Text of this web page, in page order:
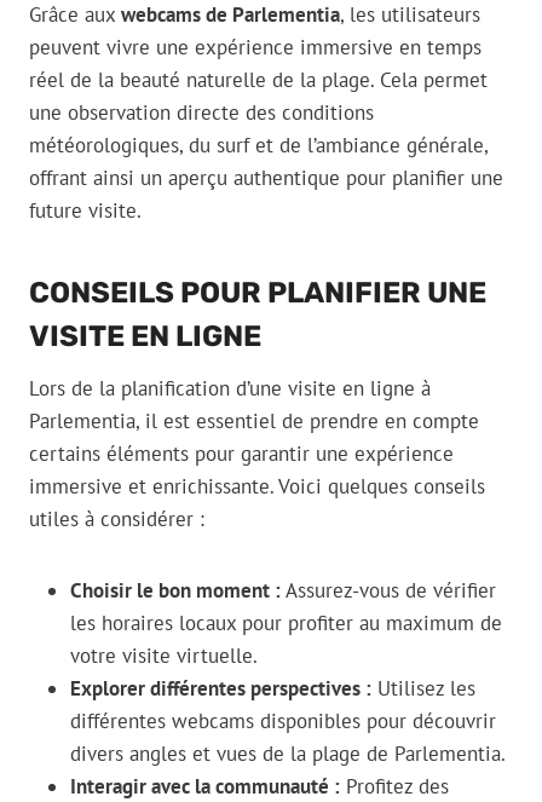
Grâce aux webcams de Parlementia, les utilisateurs
peuvent vivre une expérience immersive en temps
réel de la beauté naturelle de la plage. Cela permet
une observation directe des conditions
météorologiques, du surf et de l’ambiance générale,
offrant ainsi un aperçu authentique pour planifier une
future visite.
CONSEILS POUR PLANIFIER UNE
VISITE EN LIGNE
Lors de la planification d’une visite en ligne à
Parlementia, il est essentiel de prendre en compte
certains éléments pour garantir une expérience
immersive et enrichissante. Voici quelques conseils
utiles à considérer :
Choisir le bon moment :Assurez-vous de vérifier
les horaires locaux pour profiter au maximum de
votre visite virtuelle.
Explorer différentes perspectives : Utilisez les
différentes webcams disponibles pour découvrir
divers angles et vues de la plage de Parlementia.
Interagir avec la communauté : Profitez des